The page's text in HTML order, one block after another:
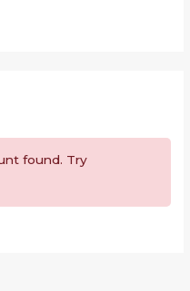
found. Try